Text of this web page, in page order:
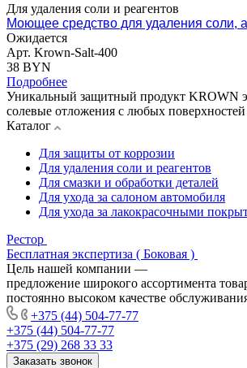
Для удаления соли и реагентов
Моющее средство для удаления соли,
Ожидается
Арт. Krown-Salt-400
38 BYN
Подробнее
Уникальный защитный продукт KROWN
солевые отложения с любых
Каталог
Для защиты от коррозии
Для удаления соли и реагентов
Для смазки и обработки деталей
Для ухода за салоном автомобиля
Для ухода за лакокрасочными
Рестор
Бесплатная экспертиза ( Боковая )
Цель нашей компании —
предложение широкого ассортимента
постоянно высоком качестве
+375 (44) 504-77-77
+375 (44) 504-77-77
+375 (29) 268 33 33
Заказать звонок